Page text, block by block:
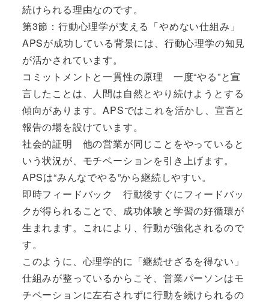
続けられる理由なのです。
第3節：行動心理学が支える「やめない仕組み」
APSが成功している背景には、行動心理学の知見
が活かされています。
コミットメントと一貫性の原理 一度“やる”と宣
言したことは、人間は自然とやり続けようとする
傾向があります。APSではこれを活かし、宣言と
報告の場を設けています。
社会的証明 他の営業が同じことをやっていると
いう状況が、モチベーションを引き上げます。
APSは“みんなでやる”から継続しやすい。
即時フィードバック 行動後すぐにフィードバッ
クが得られることで、成功体験と学習の好循環が
生まれます。これにより、行動が強化されるので
す。
このように、心理学的に「継続せざるを得ない」
仕組みが整っているからこそ、営業パーソンはモ
チベーションに左右されずに行動を続けられるの